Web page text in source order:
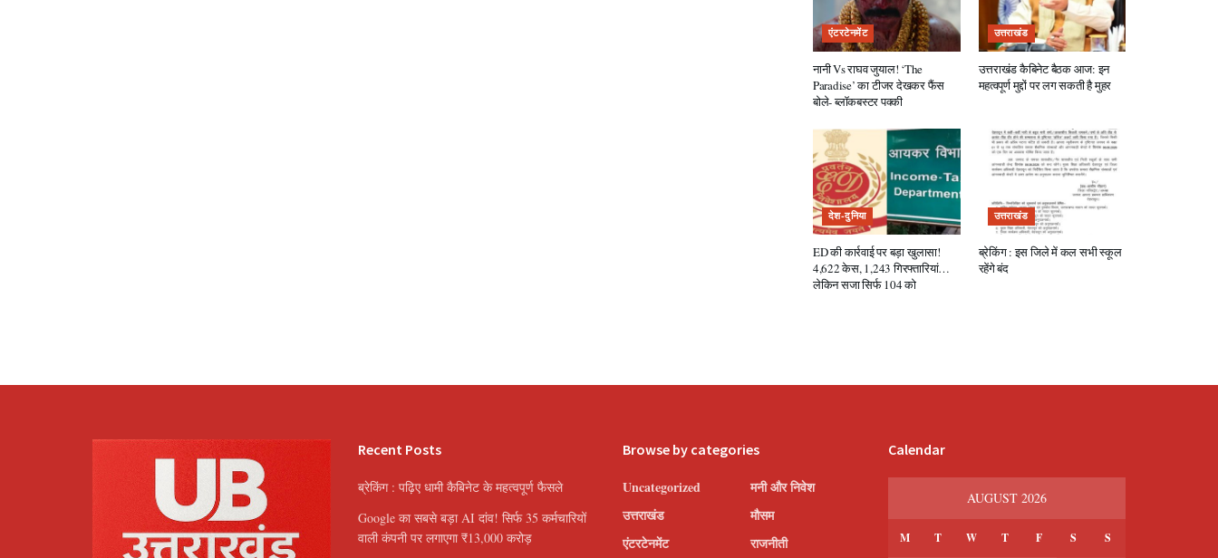
एंटरटेनमेंट
नानी Vs राघव जुयाल! ‘The
Paradise’ का टीजर देखकर फैंस
बोले- ब्लॉकबस्टर पक्की
उत्तराखंड
उत्तराखंड कैबिनेट बैठक आज: इन
महत्वपूर्ण मुद्दों पर लग सकती है मुहर
देश-दुनिया
ED की कार्रवाई पर बड़ा खुलासा!
4,622 केस, 1,243 गिरफ्तारियां…
लेकिन सजा सिर्फ 104 को
उत्तराखंड
ब्रेकिंग : इस जिले में कल सभी स्कूल
रहेंगे बंद
Recent Posts
ब्रेकिंग : पढ़िए धामी कैबिनेट के महत्वपूर्ण फैसले
Google का सबसे बड़ा AI दांव! सिर्फ 35 कर्मचारियों
वाली कंपनी पर लगाएगा ₹13,000 करोड़
Browse by categories
Uncategorized
उत्तराखंड
एंटरटेनमेंट
मनी और निवेश
मौसम
राजनीती
Calendar
AUGUST 2026
M T W T F S S